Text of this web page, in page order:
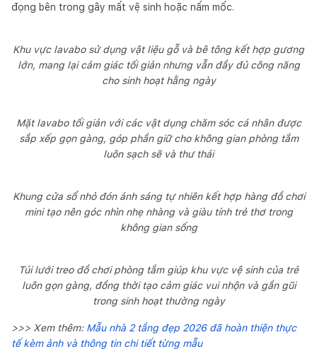
đọng bên trong gây mất vệ sinh hoặc nấm mốc.
Khu vực lavabo sử dụng vật liệu gỗ và bê tông kết hợp gương
lớn, mang lại cảm giác tối giản nhưng vẫn đầy đủ công năng
cho sinh hoạt hằng ngày
Mặt lavabo tối giản với các vật dụng chăm sóc cá nhân được
sắp xếp gọn gàng, góp phần giữ cho không gian phòng tắm
luôn sạch sẽ và thư thái
Khung cửa sổ nhỏ đón ánh sáng tự nhiên kết hợp hàng đồ chơi
mini tạo nên góc nhìn nhẹ nhàng và giàu tính trẻ thơ trong
không gian sống
Túi lưới treo đồ chơi phòng tắm giúp khu vực vệ sinh của trẻ
luôn gọn gàng, đồng thời tạo cảm giác vui nhộn và gần gũi
trong sinh hoạt thường ngày
>>> Xem thêm: Mẫu nhà 2 tầng đẹp 2026 đã hoàn thiện thực
tế kèm ảnh và thông tin chi tiết từng mẫu